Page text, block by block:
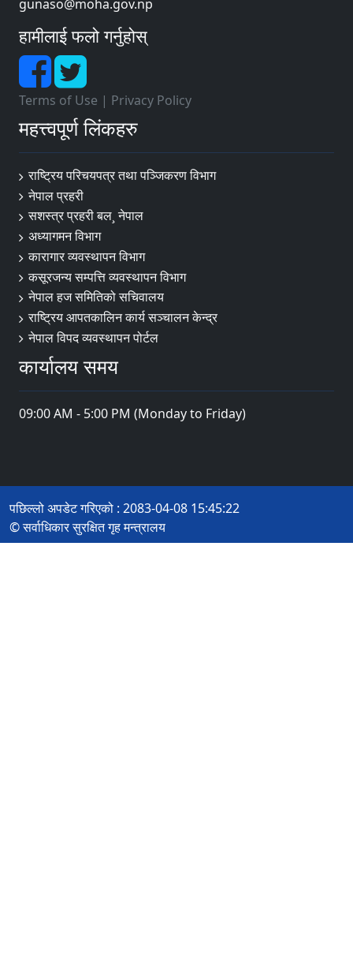
gunaso@moha.gov.np
हामीलाई फलो गर्नुहोस्
Terms of Use | Privacy Policy
महत्त्वपूर्ण लिंकहरु
राष्ट्रिय परिचयपत्र तथा पञ्‍जिकरण विभाग
नेपाल प्रहरी
सशस्त्र प्रहरी बल¸ नेपाल
अध्यागमन विभाग
कारागार व्यवस्थापन विभाग
कसूरजन्य सम्पत्ति व्यवस्थापन विभाग
नेपाल हज समितिको सचिवालय
राष्ट्रिय आपतकालिन कार्य सञ्चालन केन्द्र
नेपाल विपद व्यवस्थापन पोर्टल
कार्यालय समय
09:00 AM - 5:00 PM (Monday to Friday)
पछिल्लो अपडेट गरिएको : 2083-04-08 15:45:22
© सर्वाधिकार सुरक्षित गृह मन्त्रालय